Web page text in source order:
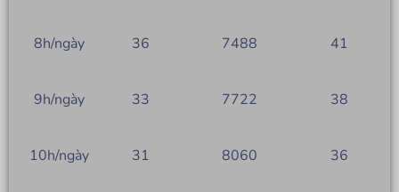
8h/ngày 36 7488 41
9h/ngày 33 7722 38
10h/ngày 31 8060 36